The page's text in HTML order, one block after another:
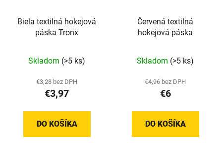
Biela textilná hokejová
páska Tronx
Skladom (>5 ks)
€3,28 bez DPH
€3,97
DO KOŠÍKA
Červená textilná
hokejová páska
Skladom (>5 ks)
€4,96 bez DPH
€6
DO KOŠÍKA